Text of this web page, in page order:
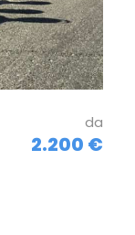
da
2.200 €